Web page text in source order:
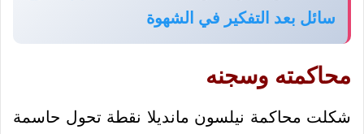
سائل بعد التفكير في الشهوة
محاكمته وسجنه
شكلت محاكمة نيلسون مانديلا نقطة تحول حاسمة